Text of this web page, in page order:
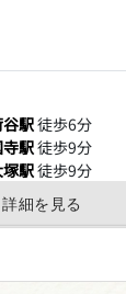
駅徒歩6分
駅徒歩9分
駅徒歩9分